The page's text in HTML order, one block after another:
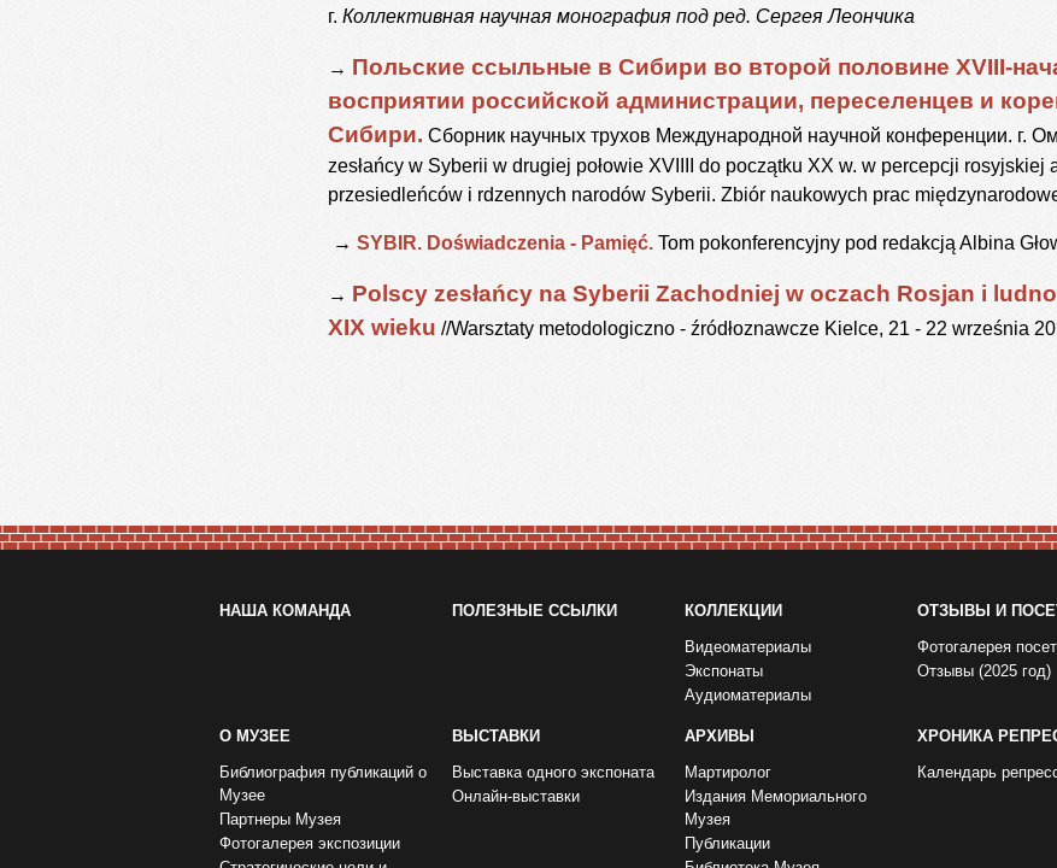
г. Коллективная научная монография под ред. Сергея Леончика
→ Польские ссыльные в Сибири во второй половине XVIII-
восприятии российской администрации, переселенцев и
Сибири. Сборник научных трухов Международной научной конференции. г.
zesłańcy w Syberii w drugiej połowie XVIIII do początku XX w. w percepcji rosyjskiej
przesiedleńców i rdzennych narodów Syberii. Zbiór naukowych prac
→ SYBIR. Doświadczenia - Pamięć. Tom pokonferencyjny pod redakcją Albina
→ Polscy zesłańcy na Syberii Zachodniej w oczach Rosjan i
XIX wieku //Warsztaty metodologiczno - źródłoznawcze Kielce, 21 - 22 września
НАША КОМАНДА ПОЛЕЗНЫЕ ССЫЛКИ
КОЛЛЕКЦИИ
Видеоматериалы
Экспонаты
Аудиоматериалы
ОТЗЫВЫ И
Фотогалерея
Отзывы (2025 год)
О МУЗЕЕ
Библиография публикаций о
Музее
Партнеры Музея
Фотогалерея экспозиции
ВЫСТАВКИ
Выставка одного экспоната
Онлайн-выставки
АРХИВЫ
Мартиролог
Издания Мемориального
Музея
Публикации
ХРОНИКА
Календарь